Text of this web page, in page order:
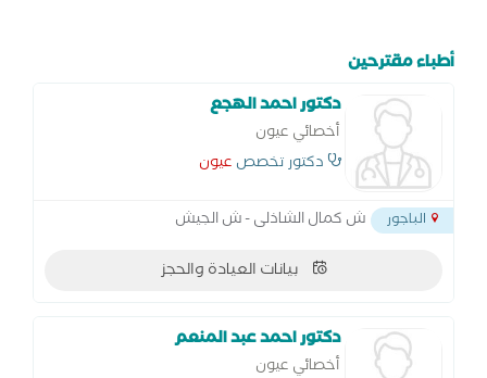
أطباء مقترحين
دكتور احمد الهجع
أخصائي عيون
دكتور تخصص عيون
الباجور ش كمال الشاذلى - ش الجيش
بيانات العيادة والحجز
دكتور احمد عبد المنعم
أخصائي عيون